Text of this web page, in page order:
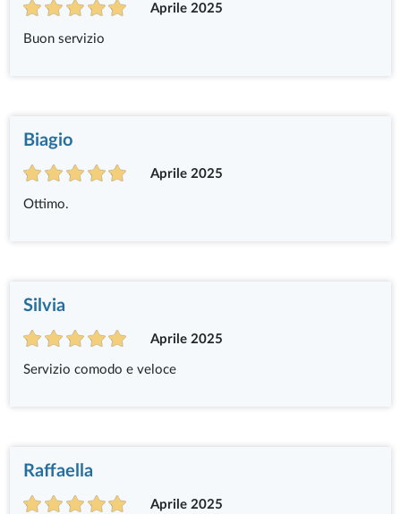
Aprile 2025
Buon servizio
Biagio
Aprile 2025
Ottimo.
Silvia
Aprile 2025
Servizio comodo e veloce
Raffaella
Aprile 2025